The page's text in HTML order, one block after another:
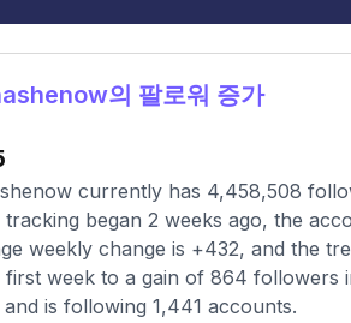
의 팔로워 증가
currently has 4,458,508
tracking began 2 weeks ago, the
weekly change is +432, and the
first week to a gain of 864 followers
is following 1,441 accounts.